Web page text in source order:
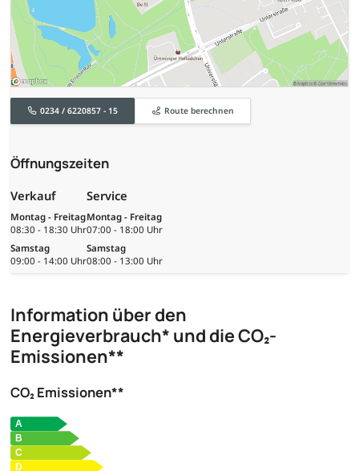
0234 / 6220857 - 15 Route berechnen
Öffnungszeiten
Verkauf
Montag - Freitag
08:30 - 18:30 Uhr
Samstag
09:00 - 14:00 Uhr
Service
Montag - Freitag
07:00 - 18:00 Uhr
Samstag
08:00 - 13:00 Uhr
Information über den
Energieverbrauch* und die CO₂-
Emissionen**
CO₂ Emissionen**